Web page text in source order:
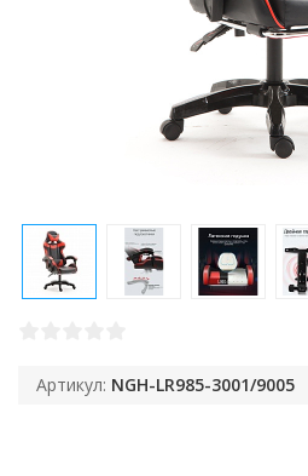
Артикул: NGH-LR985-3001/9005